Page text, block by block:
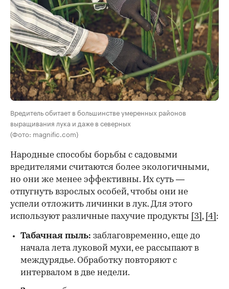
Вредитель обитает в большинстве умеренных районов
выращивания лука и даже в северных
(Фото: magnific.com)
Народные способы борьбы с садовыми
вредителями считаются более экологичными,
но они же менее эффективны. Их суть —
отпугнуть взрослых особей, чтобы они не
успели отложить личинки в лук. Для этого
используют различные пахучие продукты
[3] , [4] :
Табачная пыль: заблаговременно, еще до
начала лета луковой мухи, ее рассыпают в
междурядье. Обработку повторяют с
интервалом в две недели.